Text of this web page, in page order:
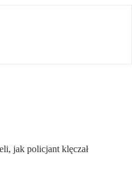
jak policjant klęczał